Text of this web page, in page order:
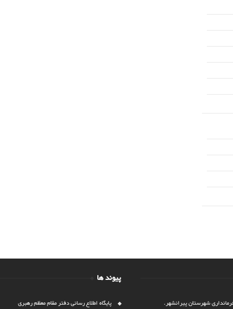
شهرستان پیرانشهر.
پیوند ها
پایگاه اطلاع رسانی دفتر مقام معظم رهبری